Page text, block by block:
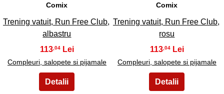
Comix
Trening vatuit, Run Free Club,
albastru
113,04
Compleuri, salopete si pijamale
Comix
Trening vatuit, Run Free Club,
rosu
113,04
Compleuri, salopete si pijamale